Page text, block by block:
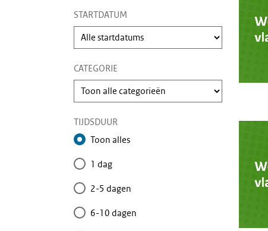
STARTDATUM
CATEGORIE
TIJDSDUUR
Toon alles
1 dag
2-5 dagen
6-10 dagen